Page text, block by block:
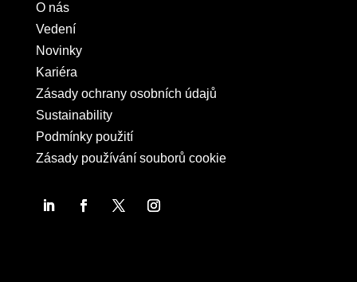
O nás
Vedení
Novinky
Kariéra
Zásady ochrany osobních údajů
Sustainability
Podmínky použití
Zásady používání souborů cookie